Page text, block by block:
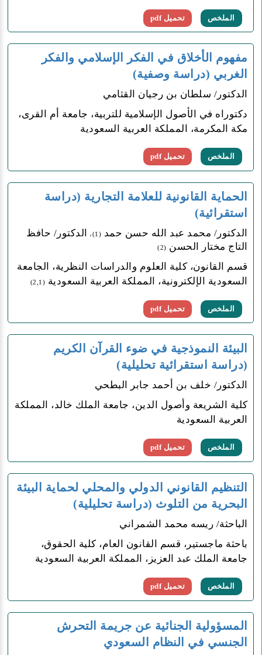
الملخص تحميل pdf
مفهوم الأخلاق في الفكر الإسلامي والفكر
الغربي (دراسة وصفية)
الدكتور/ سلطان بن رجيان القثامي
دكتوراه في الأصول الإسلامية للتربية، جامعة أم القرى،
مكة المكرمة، المملكة العربية السعودية
الملخص تحميل pdf
الحماية القانونية للعلامة التجارية (دراسة
استقرائية)
الدكتور/ محمد عبد الله حسن حمد (1)،
الدكتور/ حافظ
التاج مختار الحسن (2)
قسم القانون، كلية العلوم والدراسات النظرية، الجامعة
السعودية الإلكترونية، المملكة العربية السعودية (2,1)
الملخص تحميل pdf
البيئة النموذجية في ضوء القرآن الكريم
(دراسة استقرائية تحليلية)
الدكتور/ خلف بن أحمد جابر البطحي
كلية الشريعة وأصول الدين، جامعة الملك خالد، المملكة
العربية السعودية
الملخص تحميل pdf
التنظيم القانوني الدولي والمحلي لحماية البيئة
البحرية من التلوث (دراسة تحليلية)
الباحثة/ ريسه محمد الشمراني
باحثة ماجستير، قسم القانون العام، كلية الحقوق،
جامعة الملك عبد العزيز، المملكة العربية السعودية
الملخص تحميل pdf
المسؤولية الجنائية عن جريمة التحرش
الجنسي في النظام السعودي